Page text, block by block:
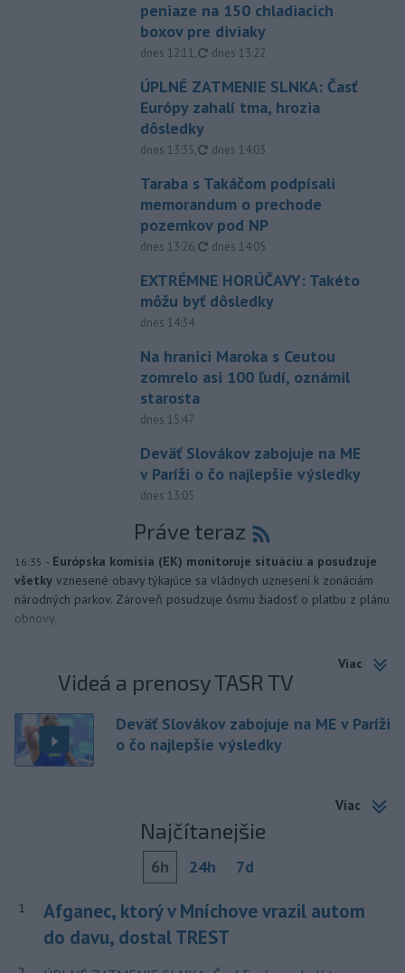
peniaze na 150 chladiacich
boxov pre diviaky
dnes 12:11, aktualizované
dnes 13:22
ÚPLNÉ ZATMENIE SLNKA: Časť
Európy zahalí tma, hrozia
dôsledky
dnes 13:35, aktualizované
dnes 14:03
Taraba s Takáčom podpísali
memorandum o prechode
pozemkov pod NP
dnes 13:26, aktualizované
dnes 14:05
EXTRÉMNE HORÚČAVY: Takéto
môžu byť dôsledky
dnes 14:34
Na hranici Maroka s Ceutou
zomrelo asi 100 ľudí, oznámil
starosta
dnes 15:47
Deväť Slovákov zabojuje na ME
v Paríži o čo najlepšie výsledky
dnes 13:05
Práve teraz
16:35 - Európska komisia (EK) monitoruje situáciu a posudzuje
všetky vznesené obavy týkajúce sa vládnych uznesení k zonáciám
národných parkov. Zároveň posudzuje ôsmu žiadosť o platbu z plánu
obnovy.
Viac
Videá a prenosy TASR TV
Deväť Slovákov zabojuje na ME v Paríži
o čo najlepšie výsledky
Viac
Najčítanejšie
6h 24h 7d
1
Afganec, ktorý v Mníchove vrazil autom
do davu, dostal TREST